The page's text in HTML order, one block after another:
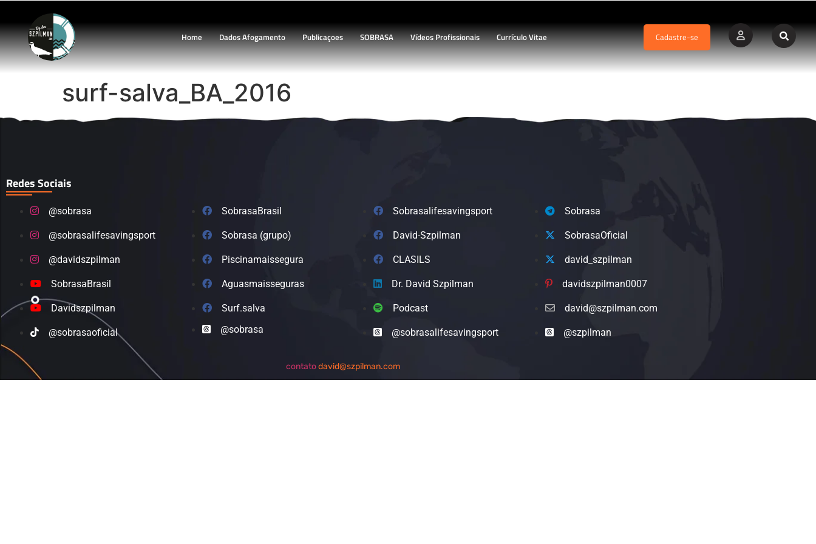
Home Dados Afogamento Publicaçoes SOBRASA Vídeos Profissionais Currículo Vitae Cadastre-se
surf-salva_BA_2016
Redes Sociais
@sobrasa
@sobrasalifesavingsport
@davidszpilman
SobrasaBrasil
Davidszpilman
@sobrasaoficial
SobrasaBrasil
Sobrasa (grupo)
Piscinamaissegura
Aguasmaisseguras
Surf.salva
@sobrasa
Sobrasalifesavingsport
David-Szpilman
CLASILS
Dr. David Szpilman
Podcast
@sobrasalifesavingsport
Sobrasa
SobrasaOficial
david_szpilman
davidszpilman0007
david@szpilman.com
@szpilman
contatodavid@szpilman.com